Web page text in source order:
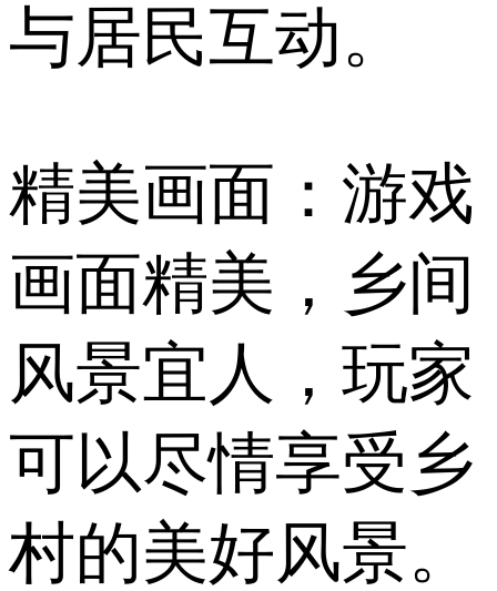
与居民互动。
精美画面：游戏
画面精美，乡间
风景宜人，玩家
可以尽情享受乡
村的美好风景。